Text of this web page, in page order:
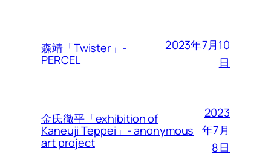
森靖「Twister」-
PERCEL
2023年7月10
日
金氏徹平「exhibition of
Kaneuji Teppei」- anonymous
art project
2023
年7月
8日